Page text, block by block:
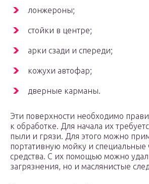
лонжероны;
стойки в центре;
арки сзади и спереди;
кожухи автофар;
дверные карманы.
Эти поверхности необходимо
к обработке. Для начала их
пыли и грязи. Для этого можно
портативную мойку и специальные
средства. С их помощью можно
загрязнения, но и маслянистые